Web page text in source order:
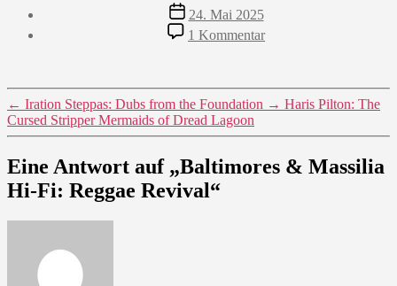
Veröffentlichungsdatum
24. Mai 2025
1 Kommentarzu
Baltimores
Hi-
Fi:
Revival
← Iration Steppas: Dubs from the Foundation → Haris Pilton: The
Cursed Stripper Mermaids of Dread Lagoon
Eine Antwort auf „Baltimores & Massilia
Hi-Fi: Reggae Revival“